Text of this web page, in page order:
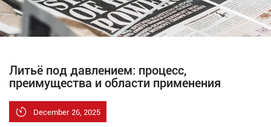
Литьё под давлением: процесс,
преимущества и области применения
December 26, 2025